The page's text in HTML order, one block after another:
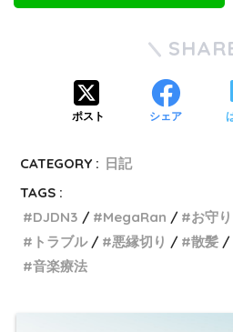
ポスト シェア
CATEGORY : 日記
TAGS :
DJDN3
MegaRan お守り
トラブル
悪縁切り 散髪
音楽療法